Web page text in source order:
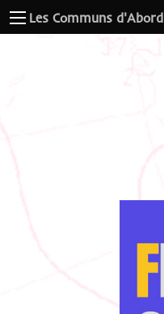
Les Communs d'Abord